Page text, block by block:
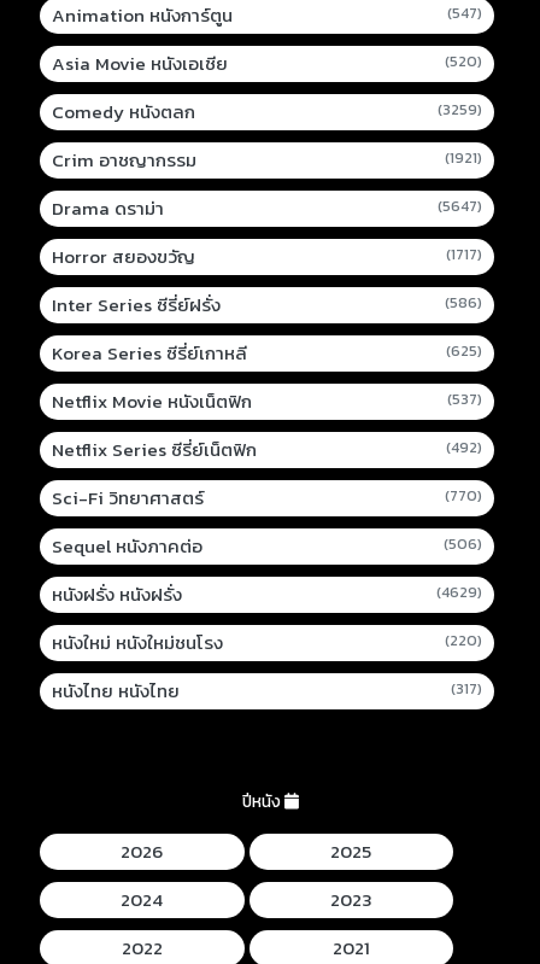
Animation หนังการ์ตูน (547)
Asia Movie หนังเอเชีย (520)
Comedy หนังตลก (3259)
Crim อาชญากรรม (1921)
Drama ดราม่า (5647)
Horror สยองขวัญ (1717)
Inter Series ซีรี่ย์ฝรั่ง (586)
Korea Series ซีรี่ย์เกาหลี (625)
Netflix Movie หนังเน็ตฟิก (537)
Netflix Series ซีรี่ย์เน็ตฟิก (492)
Sci-Fi วิทยาศาสตร์ (770)
Sequel หนังภาคต่อ (506)
หนังฝรั่ง หนังฝรั่ง (4629)
หนังใหม่ หนังใหม่ชนโรง (220)
หนังไทย หนังไทย (317)
ปีหนัง
2026
2025
2024
2023
2022
2021